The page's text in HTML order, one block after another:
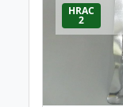
HRAC
2